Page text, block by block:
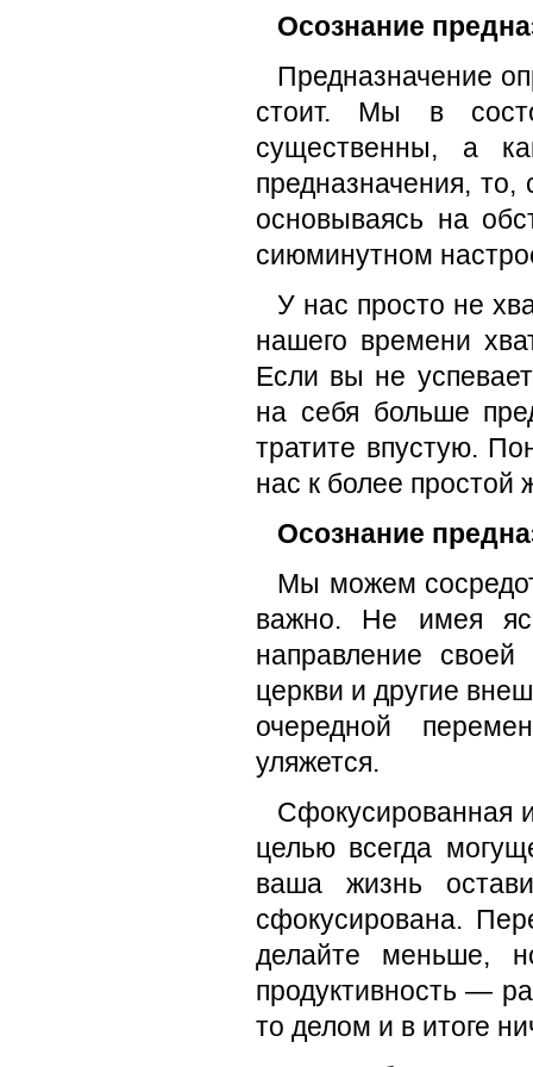
Осознание
Предназначение
стоит. Мы в
существенны, а
предназначения,
основываясь на
сиюминутном
У нас просто не
нашего времени
Если вы не
на себя больше
тратите впустую.
нас к более простой
Осознание
Мы можем
важно. Не имея
направление
церкви и другие
очередной
уляжется.
Сфокусированная
целью всегда
ваша жизнь
сфокусирована.
делайте меньше,
продуктивность —
то делом и в итоге